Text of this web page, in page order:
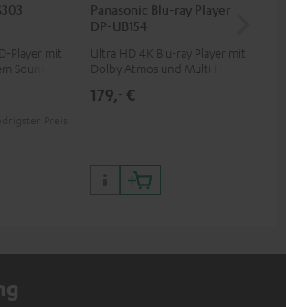
Player mit
Sound und
Panasonic Blu-ray Player
DP-UB154
Ultra HD 4K Blu-ray Player mit
Dolby Atmos und Multi HDR-
HDR10+ für eine überragende
179,‐ €